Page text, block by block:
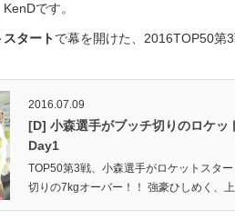
です。
タートで幕を開けた、2016TOP50第3
2016.07.09
[D] 小森選手がブッチ切りのロケッ
Day1
TOP50第3戦、小森選手がロケットスタ
切りの7kgオーバー！！ 強豪ひしめく、